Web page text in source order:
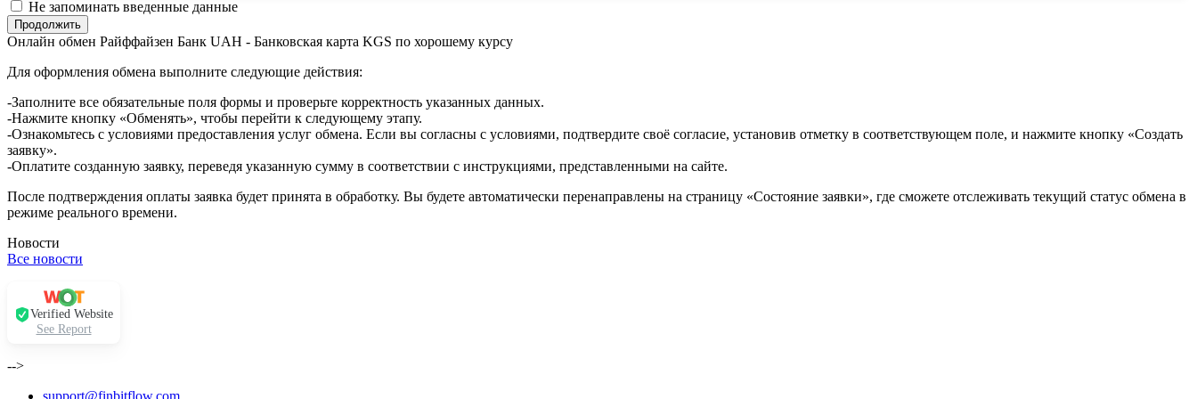
Не запоминать введенные данные
Онлайн обмен Райффайзен Банк UAH - Банковская карта KGS по хорошему курсу
Для оформления обмена выполните следующие действия:
-Заполните все обязательные поля формы и проверьте корректность указанных данных.
-Нажмите кнопку «Обменять», чтобы перейти к следующему этапу.
-Ознакомьтесь с условиями предоставления услуг обмена. Если вы согласны с условиями, подтвердите своё согласие, установив отметку в соответствующем поле, и нажмите кнопку «Создать
заявку».
-Оплатите созданную заявку, переведя указанную сумму в соответствии с инструкциями, представленными на сайте.
После подтверждения оплаты заявка будет принята в обработку. Вы будете автоматически перенаправлены на страницу «Состояние заявки», где сможете отслеживать текущий статус обмена в
режиме реального времени.
Новости
Все новости
Verified Website
See Report
-->